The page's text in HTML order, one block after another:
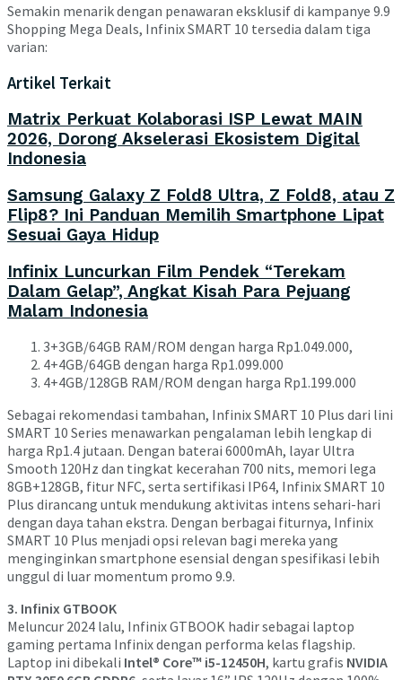
Semakin menarik dengan penawaran eksklusif di kampanye 9.9
Shopping Mega Deals, Infinix SMART 10 tersedia dalam tiga
varian:
Artikel Terkait
Matrix Perkuat Kolaborasi ISP Lewat MAIN
2026, Dorong Akselerasi Ekosistem Digital
Indonesia
Samsung Galaxy Z Fold8 Ultra, Z Fold8, atau Z
Flip8? Ini Panduan Memilih Smartphone Lipat
Sesuai Gaya Hidup
Infinix Luncurkan Film Pendek “Terekam
Dalam Gelap”, Angkat Kisah Para Pejuang
Malam Indonesia
3+3GB/64GB RAM/ROM dengan harga Rp1.049.000,
4+4GB/64GB dengan harga Rp1.099.000
4+4GB/128GB RAM/ROM dengan harga Rp1.199.000
Sebagai rekomendasi tambahan, Infinix SMART 10 Plus dari lini
SMART 10 Series menawarkan pengalaman lebih lengkap di
harga Rp1.4 jutaan. Dengan baterai 6000mAh, layar Ultra
Smooth 120Hz dan tingkat kecerahan 700 nits, memori lega
8GB+128GB, fitur NFC, serta sertifikasi IP64, Infinix SMART 10
Plus dirancang untuk mendukung aktivitas intens sehari-hari
dengan daya tahan ekstra. Dengan berbagai fiturnya, Infinix
SMART 10 Plus menjadi opsi relevan bagi mereka yang
menginginkan smartphone esensial dengan spesifikasi lebih
unggul di luar momentum promo 9.9.
3. Infinix GTBOOK
Meluncur 2024 lalu, Infinix GTBOOK hadir sebagai laptop
gaming pertama Infinix dengan performa kelas flagship.
Laptop ini dibekali Intel® Core™ i5-12450H, kartu grafis NVIDIA